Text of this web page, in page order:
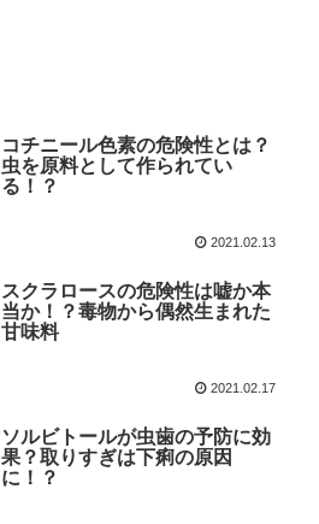
コチニール色素の危険性とは？
虫を原料として作られてい
る！？
2021.02.13
スクラロースの危険性は嘘か本
当か！？毒物から偶然生まれた
甘味料
2021.02.17
ソルビトールが虫歯の予防に効
果？取りすぎは下痢の原因
に！？